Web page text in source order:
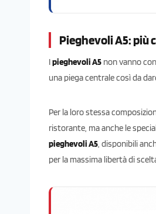
Pieghevoli A5: più
Ipieghevoli A5 non vanno
una piega centrale così da
Per la loro stessa
ristorante, ma anche le
pieghevoli A5, disponibili
per la massima libertà di